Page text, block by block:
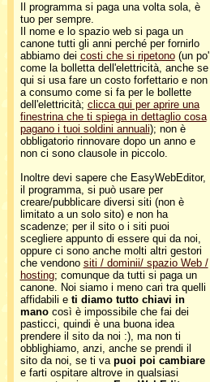
Il programma si paga una volta sola, è
tuo per sempre.
Il nome e lo spazio web si paga un
canone tutti gli anni perché per fornirlo
abbiamo dei costi che si ripetono(un po'
come la bolletta dell'elettricità, anche se
qui si usa fare un costo forfettario e non
a consumo come si fa per le bollette
dell'elettricità; clicca qui per aprire una
finestrina che ti spiega in dettaglio cosa
pagano i tuoi soldini annuali); non è
obbligatorio rinnovare dopo un anno e
non ci sono clausole in piccolo.
Inoltre devi sapere che EasyWebEditor,
il programma, si può usare per
creare/pubblicare diversi siti (non è
limitato a un solo sito) e non ha
scadenze; per il sito o i siti puoi
scegliere appunto di essere qui da noi,
oppure ci sono anche molti altri gestori
che vendono siti / dominii/ spazio Web /
hosting; comunque da tutti si paga un
canone. Noi siamo i meno cari tra quelli
affidabili e ti diamo tutto chiavi in
manocosì è impossibile che fai dei
pasticci, quindi è una buona idea
prendere il sito da noi :), ma non ti
obblighiamo, anzi, anche se prendi il
sito da noi, se ti va puoi poi cambiare
e farti ospitare altrove in qualsiasi